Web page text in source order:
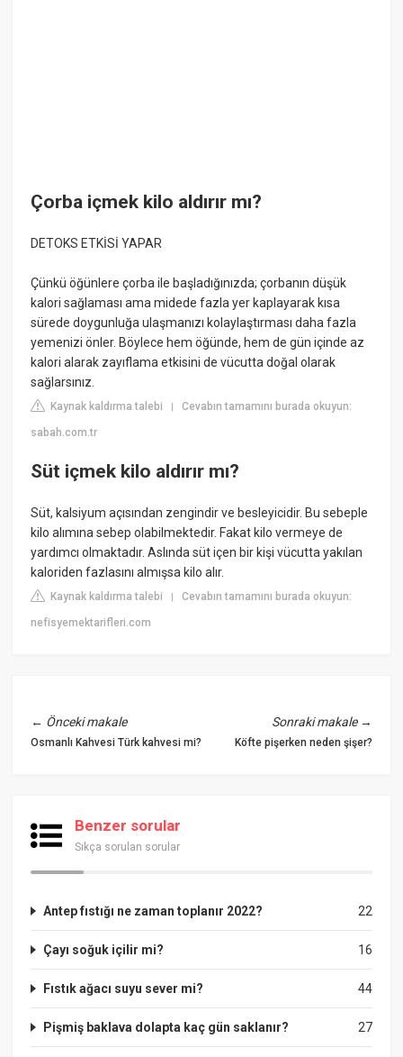
Çorba içmek kilo aldırır mı?
DETOKS ETKİSİ YAPAR
Çünkü öğünlere çorba ile başladığınızda; çorbanın düşük
kalori sağlaması ama midede fazla yer kaplayarak kısa
sürede doygunluğa ulaşmanızı kolaylaştırması daha fazla
yemenizi önler. Böylece hem öğünde, hem de gün içinde az
kalori alarak zayıflama etkisini de vücutta doğal olarak
sağlarsınız.
Kaynak kaldırma talebi |Cevabın tamamını burada okuyun:
sabah.com.tr
Süt içmek kilo aldırır mı?
Süt, kalsiyum açısından zengindir ve besleyicidir. Bu sebeple
kilo alımına sebep olabilmektedir. Fakat kilo vermeye de
yardımcı olmaktadır. Aslında süt içen bir kişi vücutta yakılan
kaloriden fazlasını almışsa kilo alır.
Kaynak kaldırma talebi |Cevabın tamamını burada okuyun:
nefisyemektarifleri.com
← Önceki makale
Osmanlı Kahvesi Türk kahvesi mi?
Sonraki makale→
Köfte pişerken neden şişer?
Benzer sorular
Sıkça sorulan sorular
22
Antep fıstığı ne zaman toplanır 2022?
16
Çayı soğuk içilir mi?
44
Fıstık ağacı suyu sever mi?
27
Pişmiş baklava dolapta kaç gün saklanır?